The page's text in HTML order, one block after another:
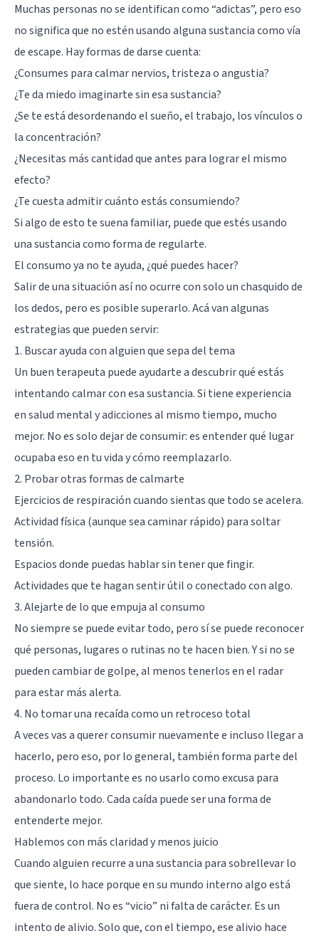
Muchas personas no se identifican como “adictas”, pero eso
no significa que no estén usando alguna sustancia como vía
de escape. Hay formas de darse cuenta:
¿Consumes para calmar nervios, tristeza o angustia?
¿Te da miedo imaginarte sin esa sustancia?
¿Se te está desordenando el sueño, el trabajo, los vínculos o
la concentración?
¿Necesitas más cantidad que antes para lograr el mismo
efecto?
¿Te cuesta admitir cuánto estás consumiendo?
Si algo de esto te suena familiar, puede que estés usando
una sustancia como forma de regularte.
El consumo ya no te ayuda, ¿qué puedes hacer?
Salir de una situación así no ocurre con solo un chasquido de
los dedos, pero es posible superarlo. Acá van algunas
estrategias que pueden servir:
1. Buscar ayuda con alguien que sepa del tema
Un buen terapeuta puede ayudarte a descubrir qué estás
intentando calmar con esa sustancia. Si tiene experiencia
en salud mental y adicciones al mismo tiempo, mucho
mejor. No es solo dejar de consumir: es entender qué lugar
ocupaba eso en tu vida y cómo reemplazarlo.
2. Probar otras formas de calmarte
Ejercicios de respiración cuando sientas que todo se acelera.
Actividad física (aunque sea caminar rápido) para soltar
tensión.
Espacios donde puedas hablar sin tener que fingir.
Actividades que te hagan sentir útil o conectado con algo.
3. Alejarte de lo que empuja al consumo
No siempre se puede evitar todo, pero sí se puede reconocer
qué personas, lugares o rutinas no te hacen bien. Y si no se
pueden cambiar de golpe, al menos tenerlos en el radar
para estar más alerta.
4. No tomar una recaída como un retroceso total
A veces vas a querer consumir nuevamente e incluso llegar a
hacerlo, pero eso, por lo general, también forma parte del
proceso. Lo importante es no usarlo como excusa para
abandonarlo todo. Cada caída puede ser una forma de
entenderte mejor.
Hablemos con más claridad y menos juicio
Cuando alguien recurre a una sustancia para sobrellevar lo
que siente, lo hace porque en su mundo interno algo está
fuera de control. No es “vicio” ni falta de carácter. Es un
intento de alivio. Solo que, con el tiempo, ese alivio hace